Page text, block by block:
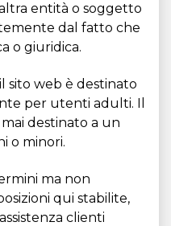
entità o soggetto
dal fatto che
o giuridica.
sito web è destinato
per utenti adulti. Il
destinato a un
o minori.
ma non
qui stabilite,
clienti